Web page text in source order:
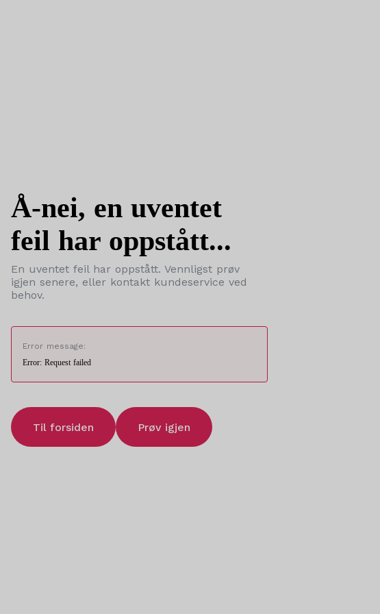
Å-nei, en uventet
feil har oppstått...
En uventet feil har oppstått. Vennligst prøv
igjen senere, eller kontakt kundeservice ved
behov.
Error message:
Error: Request failed
Til forsiden Prøv igjen